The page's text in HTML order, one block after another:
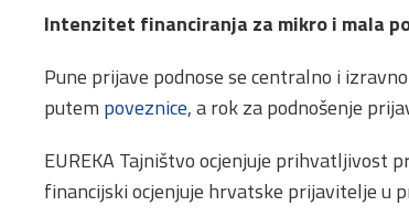
Intenzitet financiranja za mikro i mala
Pune prijave podnose se centralno i
putem poveznice, a rok za podnošenje
EUREKA Tajništvo ocjenjuje prihvatljivost
financijski ocjenjuje hrvatske prijavitelje u